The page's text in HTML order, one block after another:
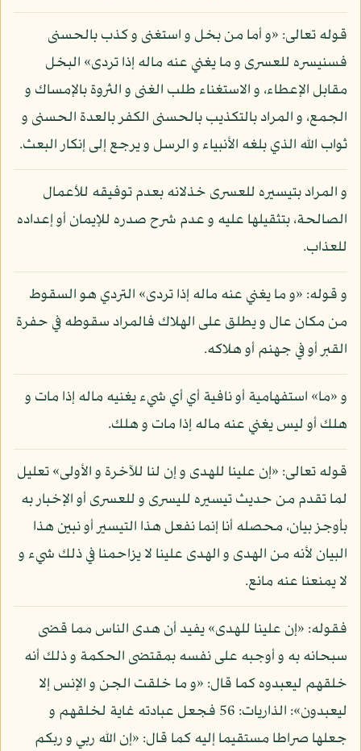
قوله تعالى: «و أما من بخل و استغنى و كذب بالحسنى
فسنيسره للعسرى و ما يغني عنه ماله إذا تردى» البخل
مقابل الإعطاء، و الاستغناء طلب الغنى و الثروة بالإمساك و
الجمع، و المراد بالتكذيب بالحسنى الكفر بالعدة الحسنى و
ثواب الله الذي بلغه الأنبياء و الرسل و يرجع إلى إنكار البعث.
و المراد بتيسيره للعسرى خذلانه بعدم توفيقه للأعمال
الصالحة، بتثقيلها عليه و عدم شرح صدره للإيمان أو إعداده
للعذاب.
و قوله: «و ما يغني عنه ماله إذا تردى» التردي هو السقوط
من مكان عال و يطلق على الهلاك فالمراد سقوطه في حفرة
القبر أو في جهنم أو هلاكه.
و «ما» استفهامية أو نافية أي أي شيء يغنيه ماله إذا مات و
هلك أو ليس يغني عنه ماله إذا مات و هلك.
قوله تعالى: «إن علينا للهدى و إن لنا للآخرة و الأولى» تعليل
لما تقدم من حديث تيسيره لليسرى و للعسرى أو الإخبار به
بأوجز بيان، محصله أنا إنما نفعل هذا التيسير أو نبين هذا
البيان لأنه من الهدى و الهدى علينا لا يزاحمنا في ذلك شيء و
لا يمنعنا عنه مانع.
فقوله: «إن علينا للهدى» يفيد أن هدى الناس مما قضى
سبحانه به و أوجبه على نفسه بمقتضى الحكمة و ذلك أنه
خلقهم ليعبدوه كما قال: «و ما خلقت الجن و الإنس إلا
ليعبدون»: الذاريات: 56 فجعل عبادته غاية لخلقهم و
جعلها صراطا مستقيما إليه كما قال: «إن الله ربي و ربكم